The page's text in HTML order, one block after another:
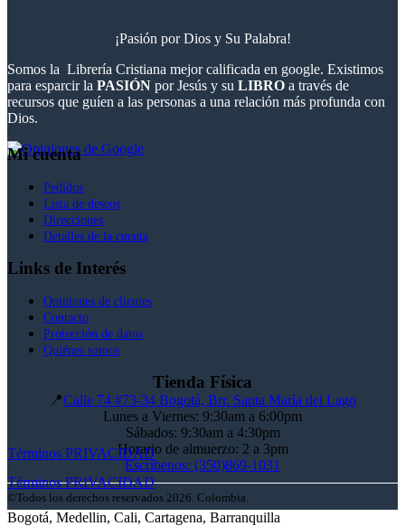
¡Pasión por Dios y Su Palabra!
Somos la Librería Cristiana mejor calificada en google. Existimos
para esparcir la PASIÓN por Jesús y su LIBRO a través de
recursos que guíen a las personas a una relación más profunda con
Dios.
Mi cuenta
Pedidos
Lista de deseos
Direcciones
Detalles de la cuenta
Links de Interés
Opiniones de clientes
Contacto
Protección de datos
Quiénes somos
Tienda Física
📍Calle 74 #73-34 Bogotá, Brr. Santa María del Lago
Lunes a Viernes: 9:30am a 6:00pm
Sábados: 9:30am a 4:30pm
Horario de almuerzo: 2 a 3pm
Escríbenos: (350)869-1031
©Todos los derechos reservados 2026. Colombia.
Términos PRIVACIDAD
Términos PRIVACIDAD
Bogotá, Medellin, Cali, Cartagena, Barranquilla